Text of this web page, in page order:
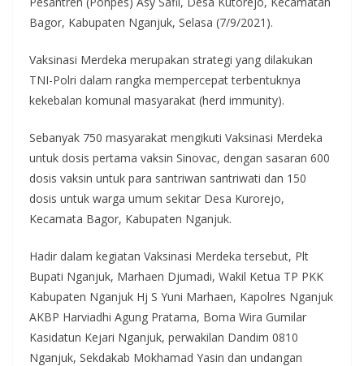
Bagor, Kabupaten Nganjuk, Selasa (7/9/2021).
Vaksinasi Merdeka merupakan strategi yang dilakukan
TNI-Polri dalam rangka mempercepat terbentuknya
kekebalan komunal masyarakat (herd immunity).
Sebanyak 750 masyarakat mengikuti Vaksinasi Merdeka
untuk dosis pertama vaksin Sinovac, dengan sasaran 600
dosis vaksin untuk para santriwan santriwati dan 150
dosis untuk warga umum sekitar Desa Kurorejo,
Kecamata Bagor, Kabupaten Nganjuk.
Hadir dalam kegiatan Vaksinasi Merdeka tersebut, Plt
Bupati Nganjuk, Marhaen Djumadi, Wakil Ketua TP PKK
Kabupaten Nganjuk Hj S Yuni Marhaen, Kapolres Nganjuk
AKBP Harviadhi Agung Pratama, Boma Wira Gumilar
Kasidatun Kejari Nganjuk, perwakilan Dandim 0810
Nganjuk, Sekdakab Mokhamad Yasin dan undangan